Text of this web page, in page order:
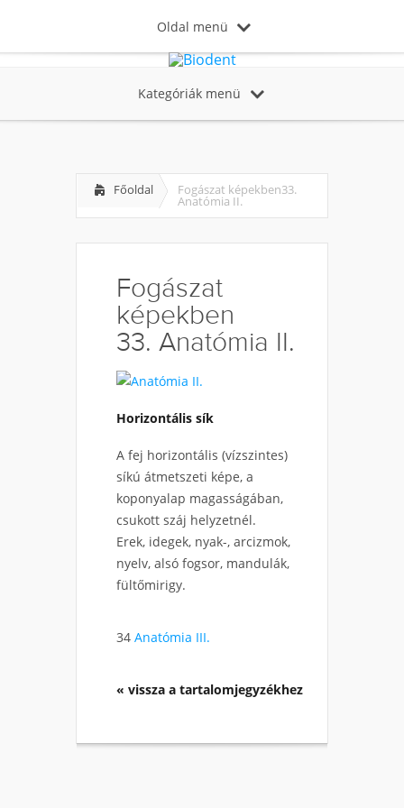
Oldal menü
Kategóriák menü
Főoldal Fogászat képekben33.
Anatómia II.
Fogászat
képekben
33. Anatómia II.
Horizontális sík
A fej horizontális (vízszintes)
síkú átmetszeti képe, a
koponyalap magasságában,
csukott száj helyzetnél.
Erek, idegek, nyak-, arcizmok,
nyelv, alsó fogsor, mandulák,
fültőmirigy.
34 Anatómia III.
« vissza a tartalomjegyzékhez